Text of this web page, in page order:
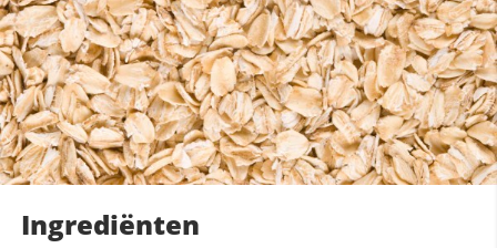
Ingrediënten